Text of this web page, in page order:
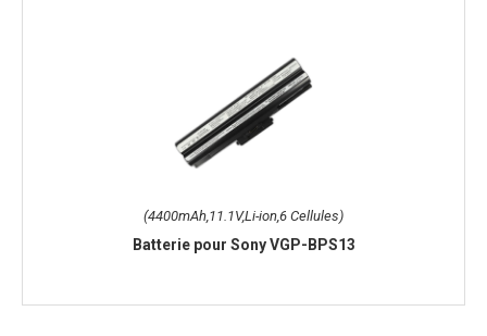
(4400mAh,11.1V,Li-ion,6 Cellules)
Batterie pour Sony VGP-BPS13